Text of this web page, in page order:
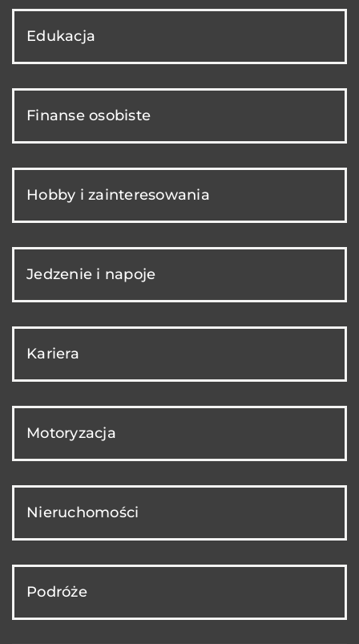
Edukacja
Finanse osobiste
Hobby i zainteresowania
Jedzenie i napoje
Kariera
Motoryzacja
Nieruchomości
Podróże